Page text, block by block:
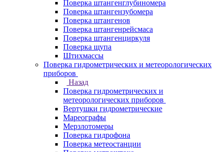
Поверка штангенглубиномера
Поверка штангензубомера
Поверка штангенов
Поверка штангенрейсмаса
Поверка штангенциркуля
Поверка щупа
Штихмассы
Поверка гидрометрических и метеорологических
приборов
Назад
Поверка гидрометрических и
метеорологических приборов
Вертушки гидрометрические
Мареографы
Мерзлотомеры
Поверка гидрофона
Поверка метеостанции